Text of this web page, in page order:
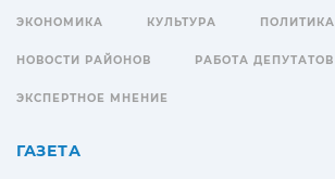
ЭКОНОМИКА КУЛЬТУРА ПОЛИТИКА
НОВОСТИ РАЙОНОВ РАБОТА ДЕПУТАТОВ
ЭКСПЕРТНОЕ МНЕНИЕ
ГАЗЕТА